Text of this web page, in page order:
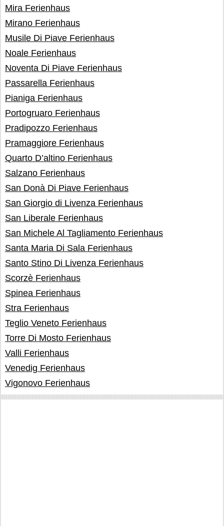
Mira Ferienhaus
Mirano Ferienhaus
Musile Di Piave Ferienhaus
Noale Ferienhaus
Noventa Di Piave Ferienhaus
Passarella Ferienhaus
Pianiga Ferienhaus
Portogruaro Ferienhaus
Pradipozzo Ferienhaus
Pramaggiore Ferienhaus
Quarto D’altino Ferienhaus
Salzano Ferienhaus
San Donà Di Piave Ferienhaus
San Giorgio di Livenza Ferienhaus
San Liberale Ferienhaus
San Michele Al Tagliamento Ferienhaus
Santa Maria Di Sala Ferienhaus
Santo Stino Di Livenza Ferienhaus
Scorzè Ferienhaus
Spinea Ferienhaus
Stra Ferienhaus
Teglio Veneto Ferienhaus
Torre Di Mosto Ferienhaus
Valli Ferienhaus
Venedig Ferienhaus
Vigonovo Ferienhaus